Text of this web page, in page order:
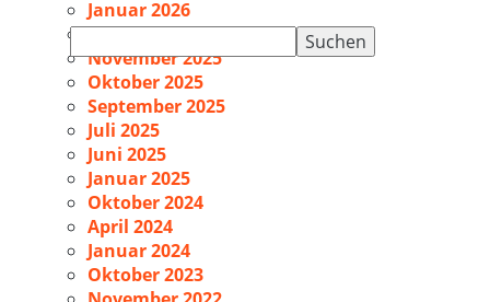
Suchen
nach:
Januar 2026
Dezember 2025
November 2025
Oktober 2025
September 2025
Juli 2025
Juni 2025
Januar 2025
Oktober 2024
April 2024
Januar 2024
Oktober 2023